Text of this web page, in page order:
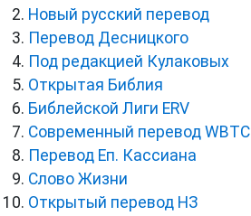
Новый русский перевод
Перевод Десницкого
Под редакцией Кулаковых
Открытая Библия
Библейской Лиги ERV
Cовременный перевод WBTC
Перевод Еп. Кассиана
Слово Жизни
Открытый перевод НЗ